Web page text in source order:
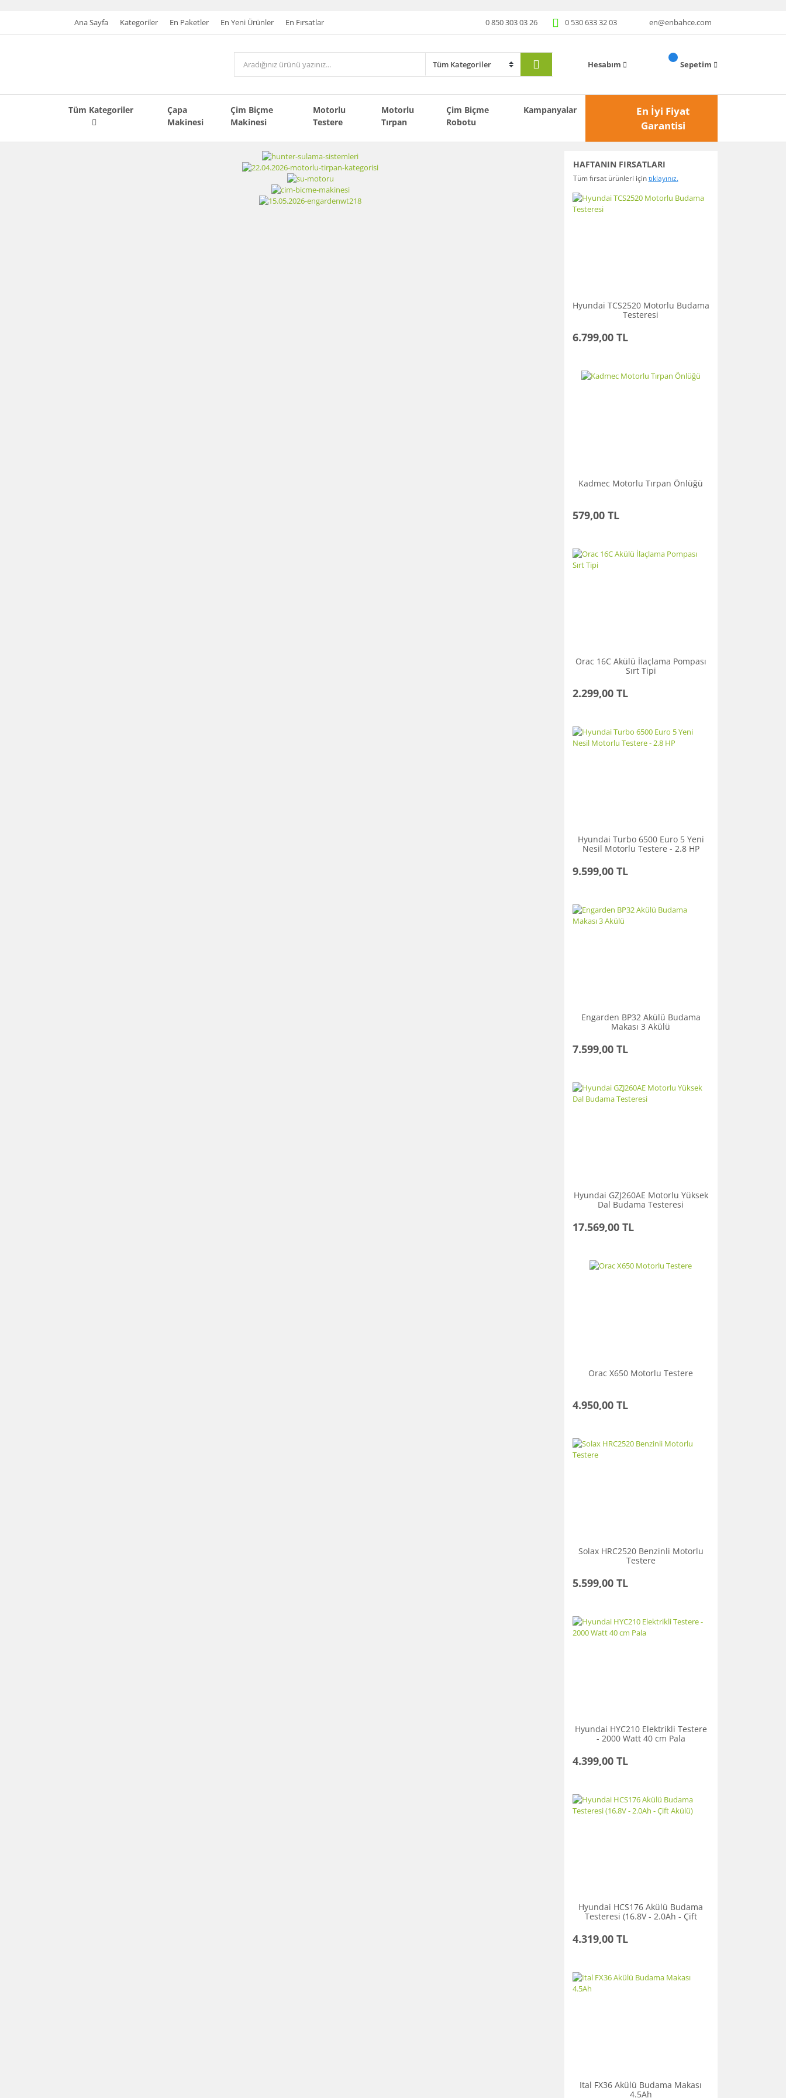
Ana Sayfa Kategoriler En Paketler En Yeni Ürünler En Fırsatlar 0 850 303 03 26 0 530 633 32 03 en@enbahce.com
Hesabım Sepetim
Tüm Kategoriler
Çapa
Makinesi
Çim Biçme
Makinesi
Motorlu
Testere
Motorlu
Tırpan
Çim Biçme
Robotu
Kampanyalar
En İyi Fiyat
Garantisi
HAFTANIN FIRSATLARI
Tüm fırsat ürünleri içintıklayınız.
Hyundai TCS2520 Motorlu Budama
Testeresi
6.799,00 TL
Kadmec Motorlu Tırpan Önlüğü
579,00 TL
Orac 16C Akülü İlaçlama Pompası
Sırt Tipi
2.299,00 TL
Hyundai Turbo 6500 Euro 5 Yeni
Nesil Motorlu Testere - 2.8 HP
9.599,00 TL
Engarden BP32 Akülü Budama
Makası 3 Akülü
7.599,00 TL
Hyundai GZJ260AE Motorlu Yüksek
Dal Budama Testeresi
17.569,00 TL
Orac X650 Motorlu Testere
4.950,00 TL
Solax HRC2520 Benzinli Motorlu
Testere
5.599,00 TL
Hyundai HYC210 Elektrikli Testere
- 2000 Watt 40 cm Pala
4.399,00 TL
Hyundai HCS176 Akülü Budama
Testeresi (16.8V - 2.0Ah - Çift
4.319,00 TL
Ital FX36 Akülü Budama Makası
4.5Ah